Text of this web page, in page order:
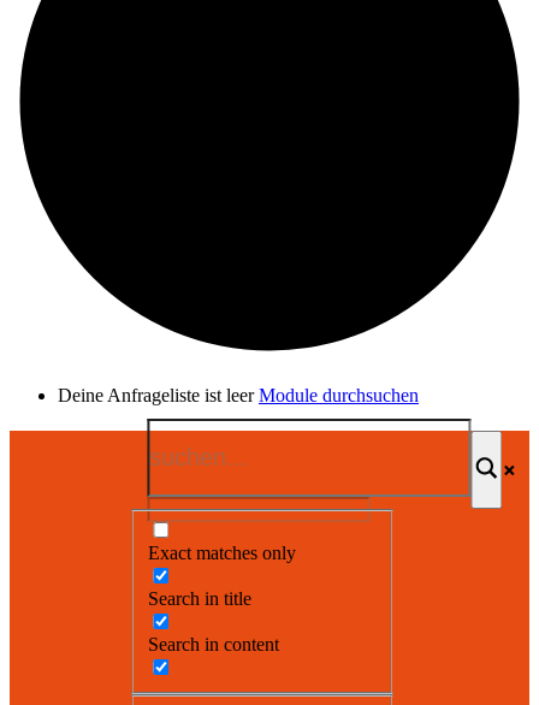
Deine Anfrageliste ist leer Module durchsuchen
Exact matches only
Search in title
Search in content